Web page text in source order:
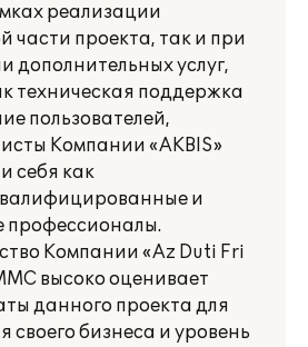
реализации
части проекта, так и при
дополнительных услуг,
техническая поддержка
пользователей,
Компании «AKBIS»
себя как
и
профессионалы.
Компании «Az Duti Fri
высоко оценивает
данного проекта для
своего бизнеса и уровень